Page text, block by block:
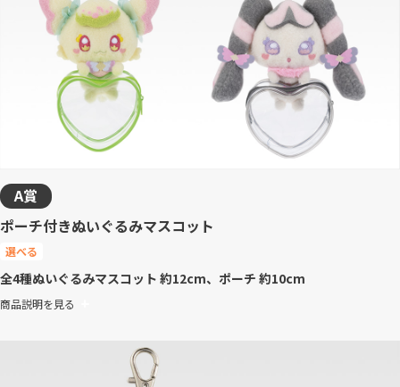
A賞
ポーチ付きぬいぐるみマスコット
選べる
全4種ぬいぐるみマスコット 約12cm、ポーチ 約10cm
商品説明を見る